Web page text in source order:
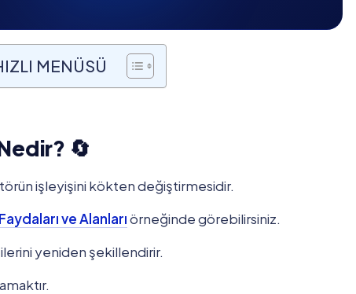
MENÜSÜ
🔄
işleyişini kökten değiştirmesidir.
ve Alanlarıörneğinde görebilirsiniz.
yeniden şekillendirir.